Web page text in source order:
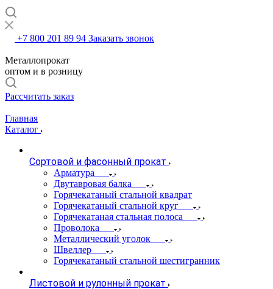
+7 800 201 89 94 Заказать звонок
Металлопрокат
оптом и в розницу
Рассчитать заказ
Главная
Каталог
Сортовой и фасонный прокат
Арматура
Двутавровая балка
Горячекатаный стальной квадрат
Горячекатаный стальной круг
Горячекатаная стальная полоса
Проволока
Металлический уголок
Швеллер
Горячекатаный стальной шестигранник
Листовой и рулонный прокат